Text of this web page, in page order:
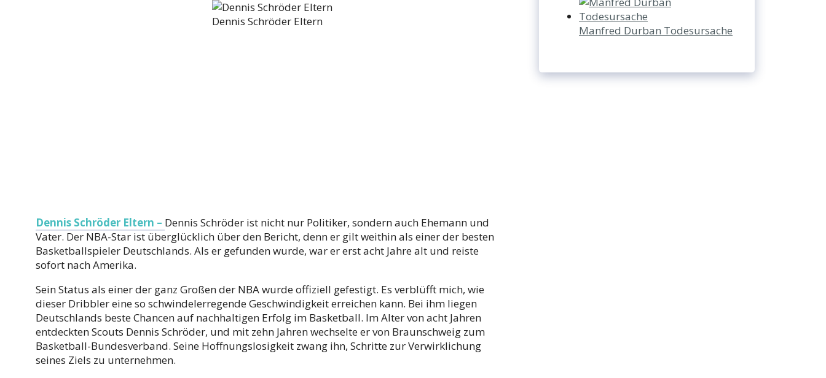
Dennis Schröder Eltern
Dennis Schröder Eltern – Dennis Schröder ist nicht nur Politiker, sondern auch Ehemann und
Vater. Der NBA-Star ist überglücklich über den Bericht, denn er gilt weithin als einer der besten
Basketballspieler Deutschlands. Als er gefunden wurde, war er erst acht Jahre alt und reiste
sofort nach Amerika.
Sein Status als einer der ganz Großen der NBA wurde offiziell gefestigt. Es verblüfft mich, wie
dieser Dribbler eine so schwindelerregende Geschwindigkeit erreichen kann. Bei ihm liegen
Deutschlands beste Chancen auf nachhaltigen Erfolg im Basketball. Im Alter von acht Jahren
entdeckten Scouts Dennis Schröder, und mit zehn Jahren wechselte er von Braunschweig zum
Basketball-Bundesverband. Seine Hoffnungslosigkeit zwang ihn, Schritte zur Verwirklichung
seines Ziels zu unternehmen.
Manfred Durban Todesursache